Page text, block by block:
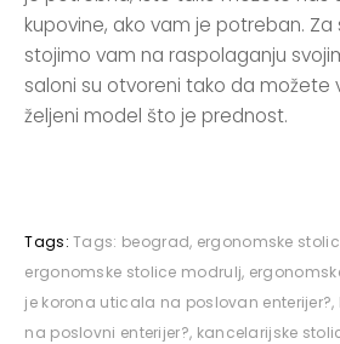
kupovine, ako vam je potreban.
stojimo vam na raspolaganju
saloni su otvoreni tako da možete
željeni model što je prednost.
Tags: Tags: beograd, ergonomske
ergonomske stolice modrulj,
je korona uticala na poslovan enterijer?,
na poslovni enterijer?, kancelarijske